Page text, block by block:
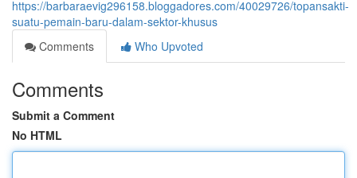
https://barbaraevig296158.bloggadores.com/40029726/topansakti-
suatu-pemain-baru-dalam-sektor-khusus
Comments
Who Upvoted
Comments
Submit a Comment
No HTML